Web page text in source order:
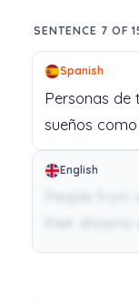
SENTENCE 7 OF
Spanish
Personas de
sueños como
English